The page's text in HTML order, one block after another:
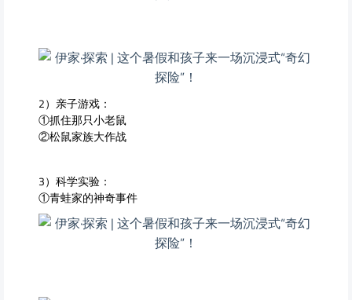
2）亲子游戏：
①抓住那只小老鼠
②松鼠家族大作战
3）科学实验：
①青蛙家的神奇事件